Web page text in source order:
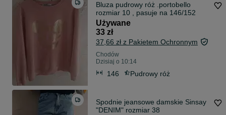
Bluza pudrowy róż .portobello
rozmiar 10 , pasuje na 146/152
Używane
33 zł
37,66 zł z Pakietem Ochronnym
Chodów
Dzisiaj o 10:14
146 Pudrowy róż
Spodnie jeansowe damskie Sinsay
"DENIM" rozmiar 38